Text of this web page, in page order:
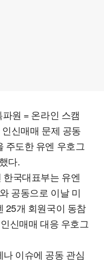
원 = 온라인 스캠
신매매 문제 공동
주도한 유엔 우호그
다.
국대표부는 유엔
공동으로 이날 미
25개 회원국이 동참
신매매 대응 우호그
이슈에 공동 관심